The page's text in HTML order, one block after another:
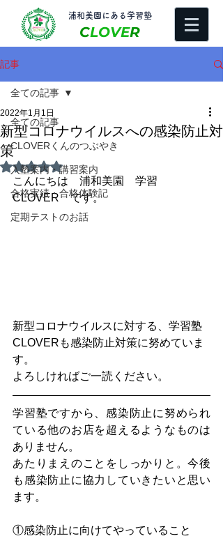
​浦和美園にある学習塾
CLOVER
記事
全ての記事
CLOVERくんのつぶやき
入塾案内・講習案内
合格実績・合格体験記
定期テストのお話
全ての記事
新型コロナウイルスへの感染防止対
策
2022年1月1日
5つ星のうちNaNと評価されています。
こんにちは　浦和美園　学習
CLOVER　です。
新型コロナウイルスに対する、学習塾
CLOVERも感染防止対策に努めていま
す。
よろしければご一読ください。
学習塾ですから、感染防止に努められ
ている他のお店を超えるようなものは
ありません。
あたりまえのことをしっかりと。今後
も感染防止に協力していきたいと思い
ます。
①感染防止に向けてやっていること